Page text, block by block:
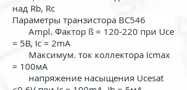
над Rb, Rc
Параметры транзистора BC546
Ampl. Фактор ß = 120-220 при Uce
= 5В, Ic = 2mA
Максимум. ток коллектора Icmax
= 100мА
напряжение насыщения Ucesat